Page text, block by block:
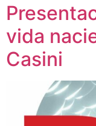
vida
Casini